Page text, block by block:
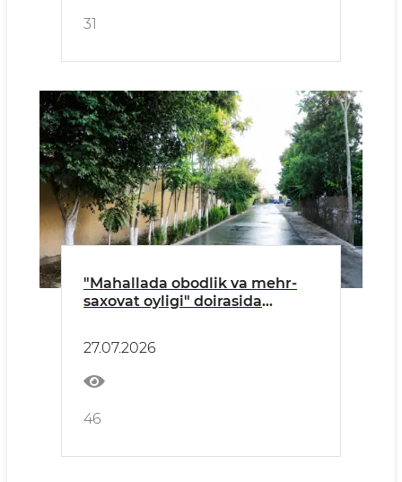
31
"Mahallada obodlik va mehr-
saxovat oyligi" doirasida
27.07.2026
46